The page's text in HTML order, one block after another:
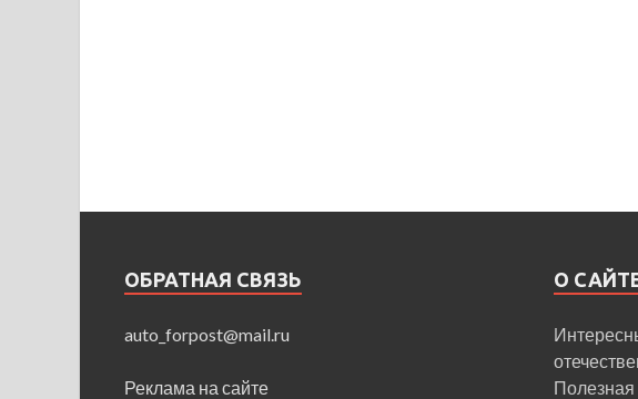
ОБРАТНАЯ СВЯЗЬ
auto_forpost@mail.ru
Реклама на сайте
О